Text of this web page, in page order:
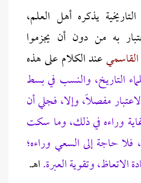
يذكره أهل العلم،
به من دون أن يجزموا
القاسميعند الكلام على هذه
التاريخ، والنسب في بسط
مفصلًا، وإلا، فجلي أن
غاية وراءه في ذلك، وما سكت
حاجة إلى السعي وراءه؛
الاتعاظ، وتقوية العبرة.اهـ.